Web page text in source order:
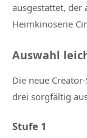
ausgestattet, der
Heimkinoserie
Auswahl
Die neue
drei sorgfältig
Stufe 1